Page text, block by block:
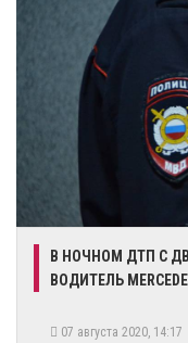
​В НОЧНОМ ДТП С
ВОДИТЕЛЬ
07 августа 2020, 14:17